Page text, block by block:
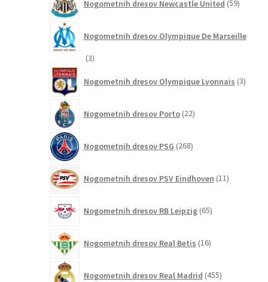
Nogometnih dresov Newcastle United 59izdelkov
Nogometnih dresov Olympique De Marseille
33
Nogometnih dresov Olympique Lyonnais 3izdelki
Nogometnih dresov Porto 22izdelkov
Nogometnih dresov PSG 268izdelkov
Nogometnih dresov PSV Eindhoven 11izdelkov
Nogometnih dresov RB Leipzig 65izdelkov
Nogometnih dresov Real Betis 16izdelkov
Nogometnih dresov Real Madrid 455